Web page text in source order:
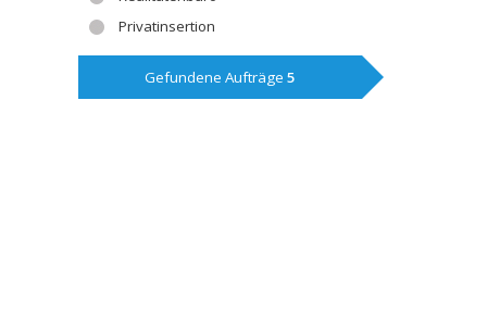
Privatinsertion
Gefundene Aufträge5